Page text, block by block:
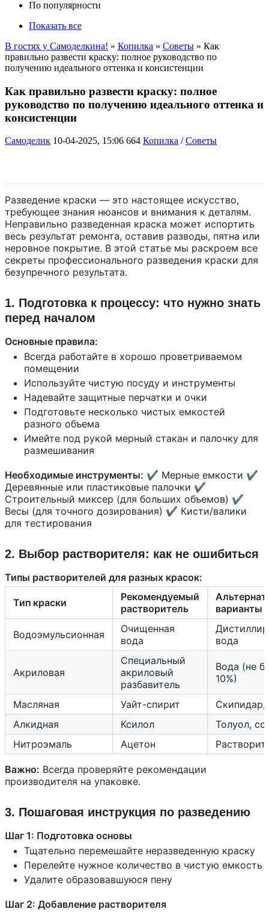
По популярности
Показать все
В гостях у Самоделкина! » Копилка » Советы » Как
правильно развести краску: полное руководство по
получению идеального оттенка и консистенции
Как правильно развести краску: полное
руководство по получению идеального оттенка и
консистенции
Самоделик 10-04-2025, 15:06 664 Копилка /Советы
Разведение краски — это настоящее искусство,
требующее знания нюансов и внимания к деталям.
Неправильно разведенная краска может испортить
весь результат ремонта, оставив разводы, пятна или
неровное покрытие. В этой статье мы раскроем все
секреты профессионального разведения краски для
безупречного результата.
1. Подготовка к процессу: что нужно знать
перед началом
Основные правила:
Всегда работайте в хорошо проветриваемом
помещении
Используйте чистую посуду и инструменты
Надевайте защитные перчатки и очки
Подготовьте несколько чистых емкостей
разного объема
Имейте под рукой мерный стакан и палочку для
размешивания
Необходимые инструменты: ✔ Мерные емкости ✔
Деревянные или пластиковые палочки ✔
Строительный миксер (для больших объемов) ✔
Весы (для точного дозирования) ✔ Кисти/валики
для тестирования
2. Выбор растворителя: как не ошибиться
Типы растворителей для разных красок:
Тип краски
Рекомендуемый
растворитель
варианты
Водоэмульсионная
Очищенная
вода
вода
Акриловая
Специальный
акриловый
разбавитель
Вода (не
10%)
Масляная Уайт-спирит
Скипидар,
Алкидная
Ксилол
Толуол,
Нитроэмаль
Ацетон
Важно: Всегда проверяйте рекомендации
производителя на упаковке.
3. Пошаговая инструкция по разведению
Шаг 1: Подготовка основы
Тщательно перемешайте неразведенную краску
Перелейте нужное количество в чистую емкость
Удалите образовавшуюся пену
Шаг 2: Добавление растворителя